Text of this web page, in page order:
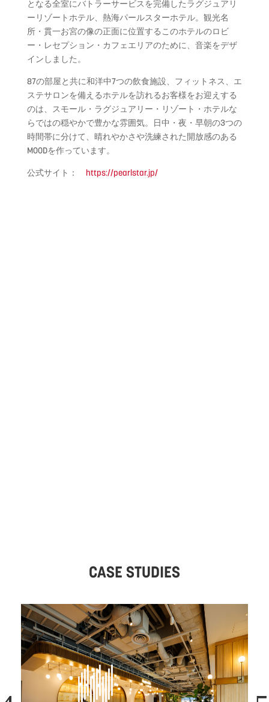
となる全室にバトラーサービスを完備したラグジュアリ
ーリゾートホテル、 熱海パールスターホテル。観光名
所・ 貫一お宮の像の正面に位置するこのホテルのロビ
ー・ レセプション・カフェエリアのために、音楽をデザ
インしました。
87の部屋と共に和洋中7つの飲食施設、フィットネス、 エ
ステサロンを備えるホテルを訪れるお客様をお迎えする
のは、 スモール・ラグジュアリー・リゾート・ ホテルな
らではの穏やかで豊かな雰囲気。日中・夜・ 早朝の3つの
時間帯に分けて、 晴れやかさや洗練された開放感のある
MOODを作っています。
公式サイト： https://pearlstar.jp/
CASE STUDIES